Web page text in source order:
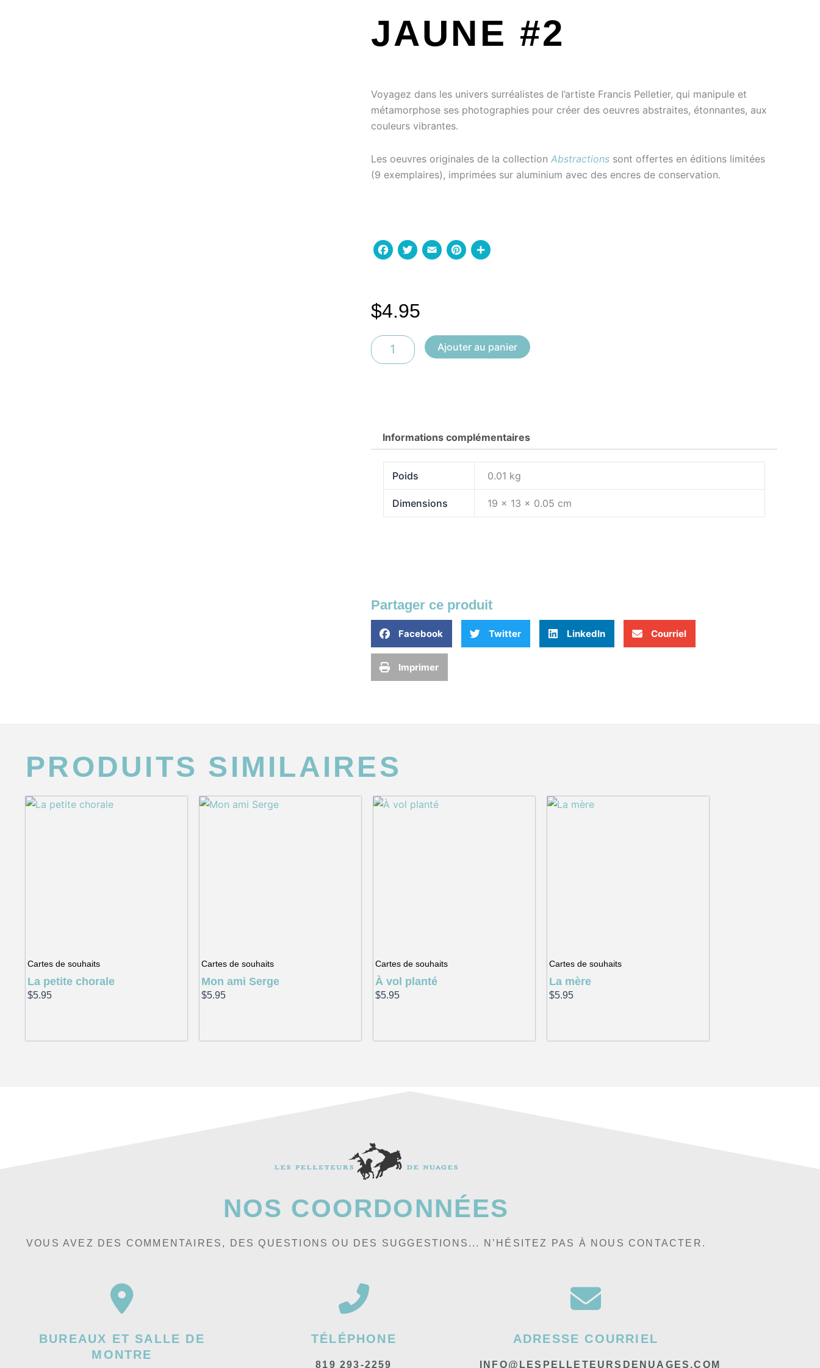
JAUNE #2
Voyagez dans les univers surréalistes de l’artiste Francis Pelletier, qui manipule et
métamorphose ses photographies pour créer des oeuvres abstraites, étonnantes, aux
couleurs vibrantes.
Les oeuvres originales de la collection Abstractionssont offertes en éditions limitées
(9 exemplaires), imprimées sur aluminium avec des encres de conservation.
Facebook
Twitter
EmailPinterest
$4.95
quantité
de
Ajouter au panier
Informations complémentaires
Poids 0.01 kg
Dimensions 19 × 13 × 0.05 cm
Partager ce produit
Facebook Twitter LinkedIn Courriel
Imprimer
PRODUITS SIMILAIRES
Cartes de souhaits
La petite chorale
$5.95
Cartes de souhaits
Mon ami Serge
$5.95
Cartes de souhaits
À vol planté
$5.95
Cartes de souhaits
La mère
$5.95
NOS COORDONNÉES
VOUS AVEZ DES COMMENTAIRES, DES QUESTIONS OU DES SUGGESTIONS... N’HÉSITEZ PAS À NOUS CONTACTER.
BUREAUX ET SALLE DE
MONTRE
TÉLÉPHONE
819 293-2259
ADRESSE COURRIEL
INFO@LESPELLETEURSDENUAGES.COM